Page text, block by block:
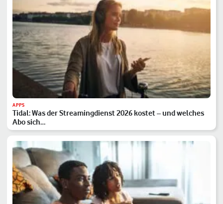
APPS
Tidal: Was der Streamingdienst 2026 kostet – und welches
Abo sich…